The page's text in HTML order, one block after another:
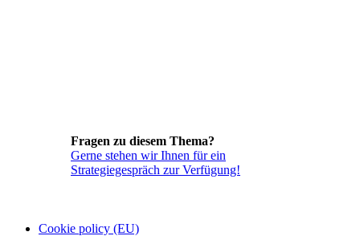
Fragen zu diesem Thema?
Gerne stehen wir Ihnen für ein
Strategiegespräch zur Verfügung!
Cookie policy (EU)